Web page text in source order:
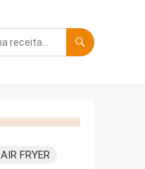
AIR FRYER